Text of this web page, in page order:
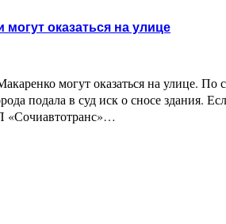
оказаться на улице
могут оказаться на улице.
подала в суд иск о сносе здания.
«Сочиавтотранс»…